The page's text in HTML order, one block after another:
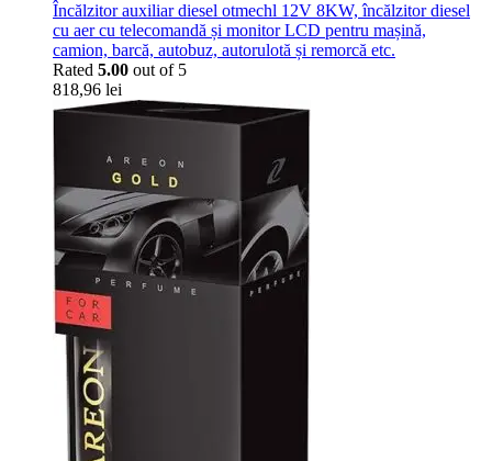
Încălzitor auxiliar diesel otmechl 12V 8KW, încălzitor diesel
cu aer cu telecomandă și monitor LCD pentru mașină,
camion, barcă, autobuz, autorulotă și remorcă etc.
Rated 5.00 out of 5
818,96 lei